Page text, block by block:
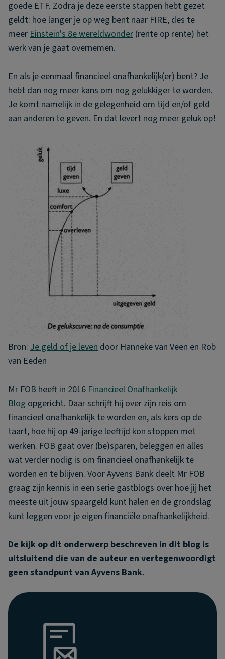
goede ETF. Zodra je deze eerste stappen hebt gezet
geldt: hoe langer je op weg bent naar FIRE, des te
meerEinstein's 8e wereldwonder (rente op rente) het
werk van je gaat overnemen.
En als je eenmaal financieel onafhankelijk(er) bent? Je
hebt dan nog meer kans om nog gelukkiger te worden.
Je komt namelijk in de gelegenheid om tijd en/of geld
aan anderen te geven. En dat levert nog meer geluk op!
Bron: Je geld of je leven door Hanneke van Veen en Rob
van Eeden
Mr FOB heeft in 2016Financieel Onafhankelijk
Blog opgericht. Daar schrijft hij over zijn reis om
financieel onafhankelijk te worden en, als kers op de
taart, hoe hij op 49-jarige leeftijd kon stoppen met
werken. FOB gaat over (be)sparen, beleggen en alles
wat verder nodig is om financieel onafhankelijk te
worden en te blijven. Voor Ayvens Bank deelt Mr FOB
graag zijn kennis in een serie gastblogs over hoe jij het
meeste uit jouw spaargeld kunt halen en de grondslag
kunt leggen voor je eigen financiële onafhankelijkheid.
De kijk op dit onderwerp beschreven in dit blog is
uitsluitend die van de auteur en vertegenwoordigt
geen standpunt van Ayvens Bank.